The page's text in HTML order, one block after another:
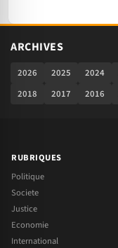
ARCHIVES
2026 2025 2024
2018
2017 2016
RUBRIQUES
Politique
Societe
Justice
Economie
International